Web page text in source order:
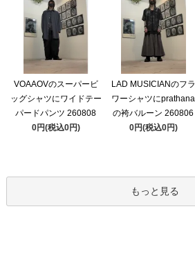
VOAAOVのスーパービ
ッグシャツにワイドテー
パードパンツ 260808
0円(税込0円)
LAD MUSICIANのフラ
ワーシャツにprathana
の袴バルーン 260806
0円(税込0円)
もっと見る